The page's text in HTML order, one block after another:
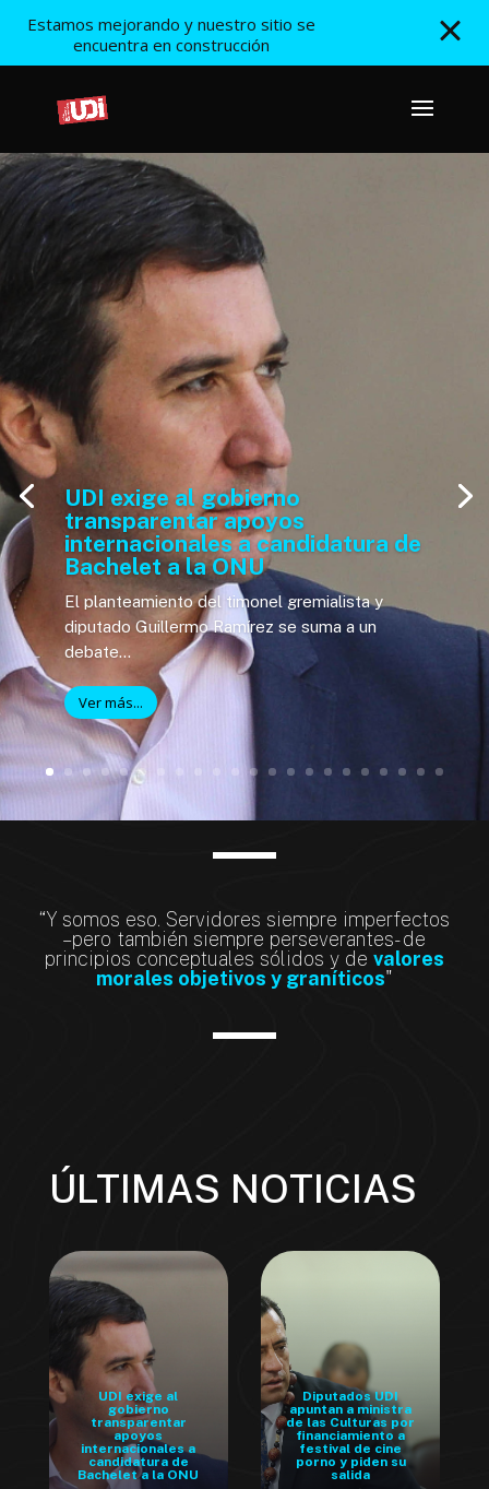
Estamos mejorando y nuestro sitio se
encuentra en construcción
UDI exige al gobierno
transparentar apoyos
internacionales a candidatura de
Bachelet a la ONU
El planteamiento del timonel gremialista y
diputado Guillermo Ramírez se suma a un
debate...
Ver más...
“Y somos eso. Servidores siempre imperfectos
–pero también siempre perseverantes- de
principios conceptuales sólidos y de valores
morales objetivos y graníticos"
ÚLTIMAS NOTICIAS
UDI exige al
gobierno
transparentar
apoyos
internacionales a
candidatura de
Bachelet a la ONU
Diputados UDI
apuntan a ministra
de las Culturas por
financiamiento a
festival de cine
porno y piden su
salida